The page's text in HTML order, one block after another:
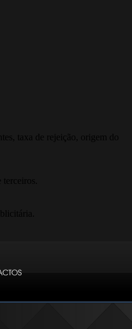
taxa de rejeição, origem do